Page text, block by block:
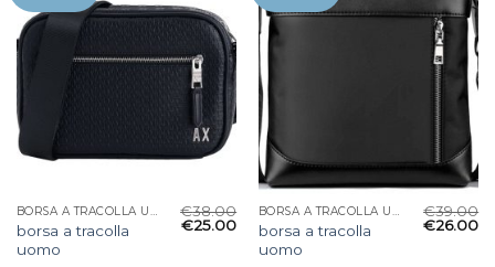
BORSA A TRACOLLA UOMO
borsa a tracolla
uomo
€38.00
€25.00
BORSA A TRACOLLA UOMO
borsa a tracolla
uomo
€39.00
€26.00